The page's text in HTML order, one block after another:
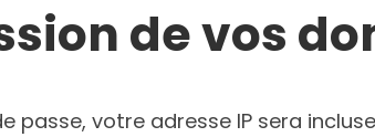
de vos
votre adresse IP sera